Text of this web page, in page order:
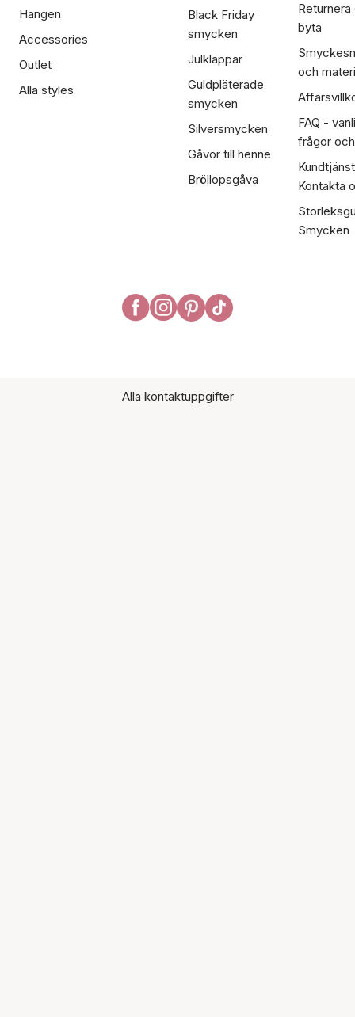
Hängen
Accessories
Outlet
Alla styles
Black Friday
smycken
Julklappar
Guldpläterade
smycken
Silversmycken
Gåvor till henne
Bröllopsgåva
Returnera
byta
och
FAQ -
frågor
Kontakta
Smycken
Alla kontaktuppgifter